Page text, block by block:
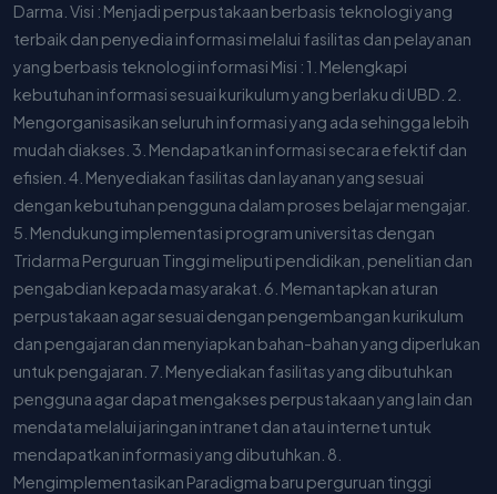
Darma. Visi : Menjadi perpustakaan berbasis teknologi yang
terbaik dan penyedia informasi melalui fasilitas dan pelayanan
yang berbasis teknologi informasi Misi : 1. Melengkapi
kebutuhan informasi sesuai kurikulum yang berlaku di UBD. 2.
Mengorganisasikan seluruh informasi yang ada sehingga lebih
mudah diakses. 3. Mendapatkan informasi secara efektif dan
efisien. 4. Menyediakan fasilitas dan layanan yang sesuai
dengan kebutuhan pengguna dalam proses belajar mengajar.
5. Mendukung implementasi program universitas dengan
Tridarma Perguruan Tinggi meliputi pendidikan, penelitian dan
pengabdian kepada masyarakat. 6. Memantapkan aturan
perpustakaan agar sesuai dengan pengembangan kurikulum
dan pengajaran dan menyiapkan bahan-bahan yang diperlukan
untuk pengajaran. 7. Menyediakan fasilitas yang dibutuhkan
pengguna agar dapat mengakses perpustakaan yang lain dan
mendata melalui jaringan intranet dan atau internet untuk
mendapatkan informasi yang dibutuhkan. 8.
Mengimplementasikan Paradigma baru perguruan tinggi